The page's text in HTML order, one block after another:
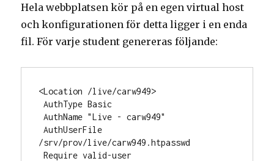
Hela webbplatsen kör på en egen virtual host
och konfigurationen för detta ligger i en enda
fil. För varje student genereras följande:
<Location /live/carw949>
AuthType Basic
AuthName "Live - carw949"
AuthUserFile
/srv/prov/live/carw949.htpasswd
Require valid-user